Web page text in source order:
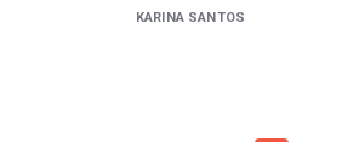
KARINA SANTOS